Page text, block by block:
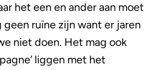
het een en ander aan moet
ruïne zijn want er jaren
niet doen. Het mag ook
liggen met het